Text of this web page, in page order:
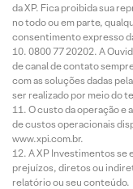
da XP. Fica proibida sua
no todo ou em parte,
consentimento expresso
0800 77 20202. A
de canal de contato
com as soluções dadas
ser realizado por meio do
O custo da operação e
de custos operacionais
www.xpi.com.br.
A XP Investimentos se
prejuízos, diretos ou
relatório ou seu conteúdo.